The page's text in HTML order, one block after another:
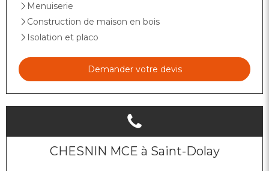
Menuiserie
Construction de maison en bois
Isolation et placo
Demander votre devis
CHESNIN MCE à Saint-Dolay